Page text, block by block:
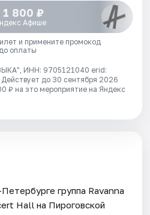
1 800 ₽
Афише
и примените промокод
до оплаты
ИНН: 9705121040 erid:
Действует до 30 сентября 2026
₽ на это мероприятие на Яндекс
группа Ravanna
Hall на Пироговской